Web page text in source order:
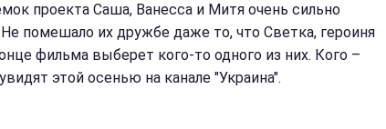
проекта Саша, Ванесса и Митя очень сильно
помешало их дружбе даже то, что Светка, героиня
фильма выберет кого-то одного из них. Кого –
этой осенью на канале "Украина".